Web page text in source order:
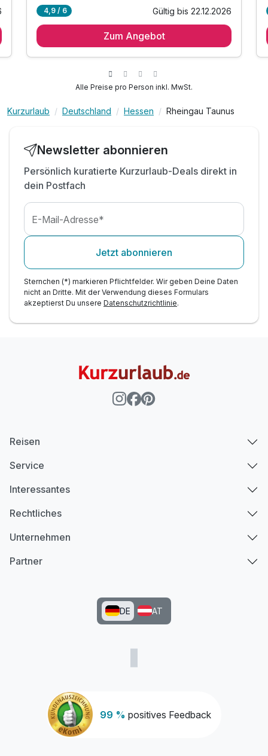
1 x reichhaltiges Frühstück vom Buffet
5€,
inkl. W-Lan
4,9 / 6 Gültig bis 22.12.2026
Zum Angebot
Alle Preise pro Person inkl. MwSt.
Kurzurlaub Deutschland Hessen Rheingau Taunus
Newsletter abonnieren
Persönlich kuratierte Kurzurlaub-Deals direkt in
dein Postfach
E-Mail-Adresse*
Jetzt abonnieren
Sternchen (*) markieren Pflichtfelder. Wir geben Deine Daten
nicht an Dritte. Mit der Verwendung dieses Formulars
akzeptierst Du unsere Datenschutzrichtlinie.
99 % positives Feedback
Reisen
Service
Interessantes
Rechtliches
Unternehmen
Partner
DE AT